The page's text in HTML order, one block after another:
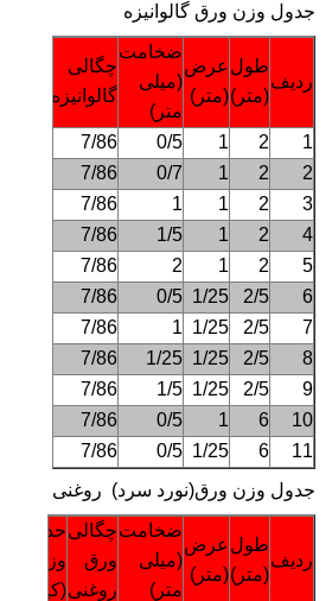
جدول وزن ورق گالوانیزه
ردیف
طول
(متر)
عرض
(متر)
ضخامت
(میلی
متر)
چگالی
گالوانیزه
1
2
1
0/5
7/86
2
2
1
0/7
7/86
3
2
1
1
7/86
4
2
1
1/5
7/86
5
2
1
2
7/86
6
2/5
1/25
0/5
7/86
7
2/5
1/25
1
7/86
8
2/5
1/25
1/25
7/86
9
2/5
1/25
1/5
7/86
10
6
1
0/5
7/86
11
6
1/25
0/5
7/86
جدول وزن ورق(نورد سرد) روغنی
ردیف
طول
(متر)
عرض
(متر)
ضخامت
(میلی
متر)
چگالی
ورق
روغنی
حدود
وزن
(کیلوگرم)